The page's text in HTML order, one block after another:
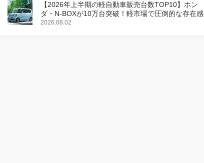
【2026年上半期の軽自動車販売台数TOP10】ホン
ダ・N-BOXが10万台突破！軽市場で圧倒的な存在感
2026.08.02